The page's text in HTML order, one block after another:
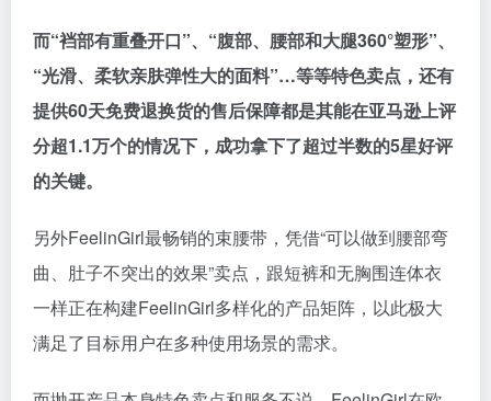
而“裆部有重叠开口”、“腹部、腰部和大腿360°塑形”、
“光滑、柔软亲肤弹性大的面料”…等等特色卖点，还有
提供60天免费退换货的售后保障都是其能在亚马逊上评
分超1.1万个的情况下，成功拿下了超过半数的5星好评
的关键。
另外FeelinGirl最畅销的束腰带，凭借“可以做到腰部弯
曲、肚子不突出的效果”卖点，跟短裤和无胸围连体衣
一样正在构建FeelinGirl多样化的产品矩阵，以此极大
满足了目标用户在多种使用场景的需求。